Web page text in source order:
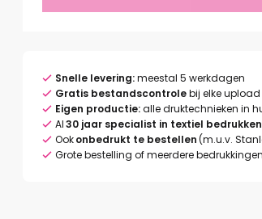
Snelle levering:meestal 5 werkdagen
Gratis bestandscontrolebij elke upload
Eigen productie:alle druktechnieken in
Al30 jaar specialist in textiel
Ookonbedrukt te bestellen(m.u.v.
Grote bestelling of meerdere